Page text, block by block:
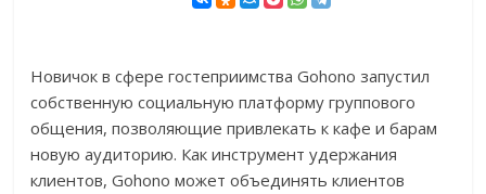
Новичок в сфере гостеприимства Gohono запустил
собственную социальную платформу группового
общения, позволяющие привлекать к кафе и барам
новую аудиторию. Как инструмент удержания
клиентов, Gohono может объединять клиентов